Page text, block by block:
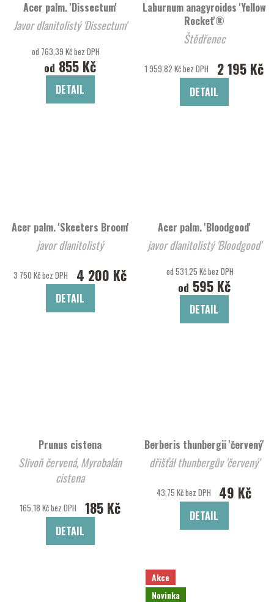
Acer palm. 'Dissectum'
Javor dlanitolistý 'Dissectum'
od 763,39 Kč bez DPH
od 855 Kč
DETAIL
Laburnum anagyroides 'Yellow
Rocket'®
Štědřenec
1 959,82 Kč bez DPH 2 195 Kč
DETAIL
Acer palm. 'Skeeters Broom'
javor dlanitolistý
3 750 Kč bez DPH 4 200 Kč
DETAIL
Acer palm. 'Bloodgood'
javor dlanitolistý 'Bloodgood'
od 531,25 Kč bez DPH
od 595 Kč
DETAIL
Prunus cistena
Slivoň červená, Myrobalán
cistena
165,18 Kč bez DPH 185 Kč
DETAIL
Berberis thunbergii 'červený'
dřišťál thunbergův 'červený'
43,75 Kč bez DPH 49 Kč
DETAIL
Akce
Novinka